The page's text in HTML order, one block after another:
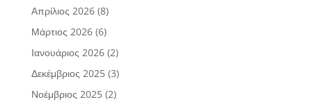
Απρίλιος 2026(8)
Μάρτιος 2026(6)
Ιανουάριος 2026(2)
Δεκέμβριος 2025(3)
Νοέμβριος 2025(2)